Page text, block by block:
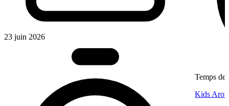
23 juin 2026
Temps de
Kids